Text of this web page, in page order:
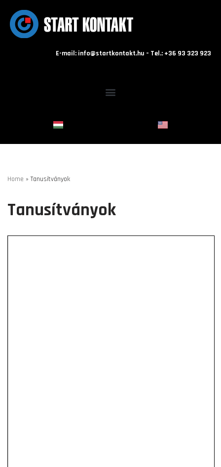
Skip
E-mail: info@startkontakt.hu – Tel.: +36 93 323 923
Home »Tanusítványok
Tanusítványok